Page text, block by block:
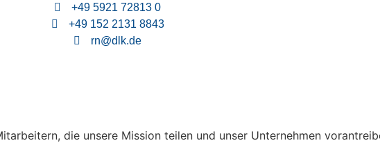
+49 5921 72813 0
+49 152 2131 8843
rn@dlk.de
die unsere Mission teilen und unser Unternehmen